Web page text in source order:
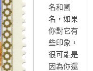
名和國
名，如果
你對它有
些印象，
很可能是
因為你還